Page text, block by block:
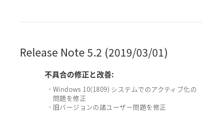
Release Note 5.2 (2019/03/01)
不具合の修正と改善:
• Windows 10(1809) システムでのアクティブ化の
問題を修正
• 旧バージョンの諸ユーザー問題を修正